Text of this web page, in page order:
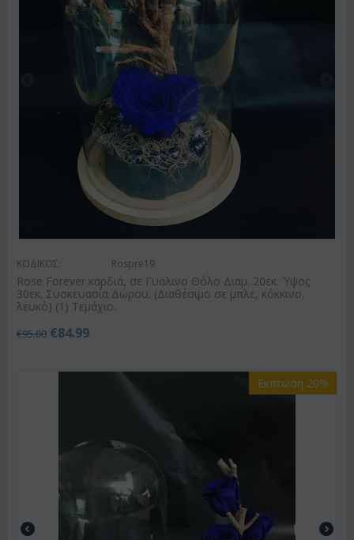
ΚΩΔΙΚΟΣ: Rospre19
Rose Forever καρδιά, σε Γυάλινο Θόλο Διαμ. 20εκ. Ύψος
30εκ. Συσκευασία Δώρου. (Διαθέσιμο σε μπλε, κόκκινο,
λευκό) (1) Τεμάχιο.
€95.00 €84.99
Έκπτωση 20%